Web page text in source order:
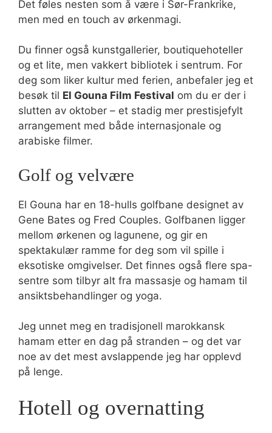
Det føles nesten som å være i Sør-Frankrike,
men med en touch av ørkenmagi.
Du finner også kunstgallerier, boutiquehoteller
og et lite, men vakkert bibliotek i sentrum. For
deg som liker kultur med ferien, anbefaler jeg et
besøk til El Gouna Film Festival om du er der i
slutten av oktober – et stadig mer prestisjefylt
arrangement med både internasjonale og
arabiske filmer.
Golf og velvære
El Gouna har en 18-hulls golfbane designet av
Gene Bates og Fred Couples. Golfbanen ligger
mellom ørkenen og lagunene, og gir en
spektakulær ramme for deg som vil spille i
eksotiske omgivelser. Det finnes også flere spa-
sentre som tilbyr alt fra massasje og hamam til
ansiktsbehandlinger og yoga.
Jeg unnet meg en tradisjonell marokkansk
hamam etter en dag på stranden – og det var
noe av det mest avslappende jeg har opplevd
på lenge.
Hotell og overnatting